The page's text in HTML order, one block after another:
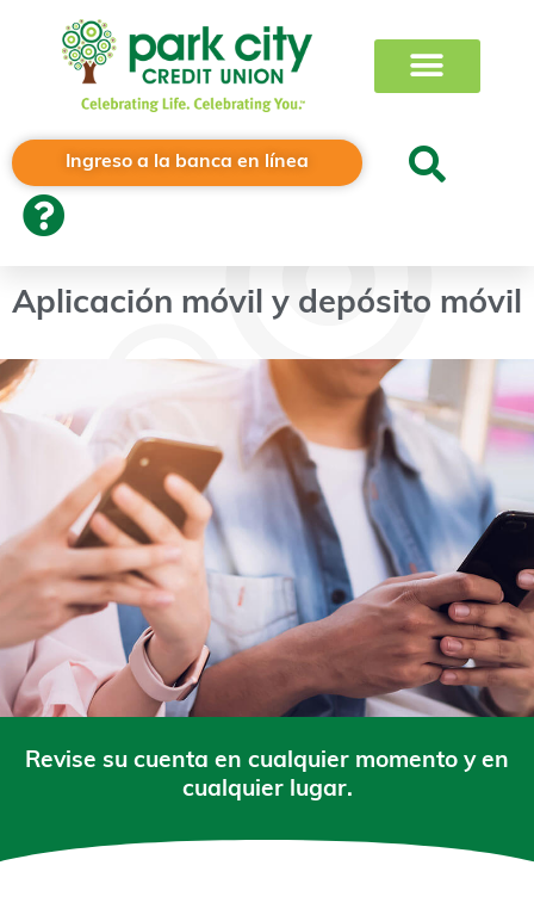
Ingreso a la banca en línea
Aplicación móvil y depósito móvil
Revise su cuenta en cualquier momento y en
cualquier lugar.